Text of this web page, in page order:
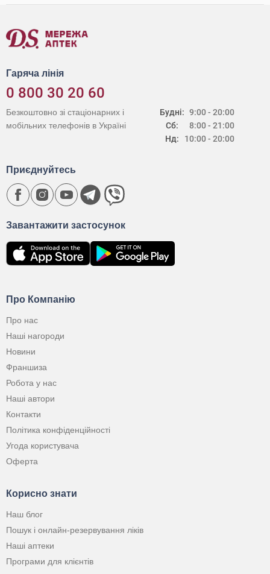
Гаряча лінія
0 800 30 20 60
Будні:
Сб:
Нд:
9:00 - 20:00
8:00 - 21:00
10:00 - 20:00
Безкоштовно зі стаціонарних і
мобільних телефонів в Україні
Про Компанію
Про нас
Наші нагороди
Новини
Франшиза
Робота у нас
Наші автори
Контакти
Політика конфіденційності
Угода користувача
Оферта
Корисно знати
Наш блог
Пошук і онлайн-резервування ліків
Наші аптеки
Програми для клієнтів
Завантажити застосунок
Приєднуйтесь